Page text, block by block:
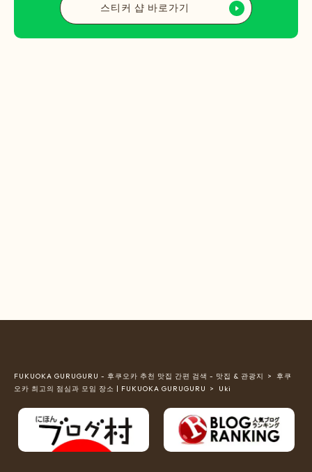
스티커 샵 바로가기
FUKUOKA GURUGURU - 후쿠오카 추천 맛집 간편 검색 - 맛집 & 관광지
후쿠
오카 최고의 점심과 모임 장소 | FUKUOKA GURUGURU
Uki